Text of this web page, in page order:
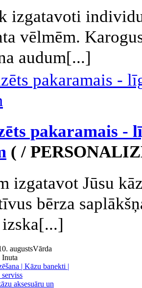
izgatavoti
vēlmēm.
audum[...]
pakaramais -
( /
izgatavot Jūsu
bērza
augustsVārda